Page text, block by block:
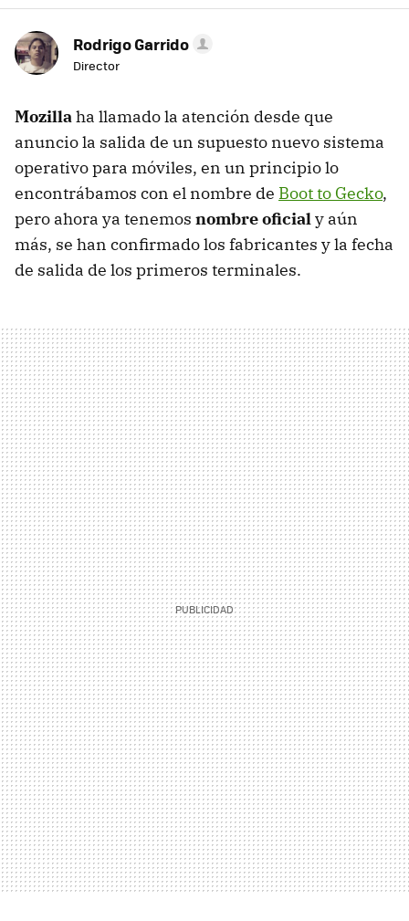
Rodrigo Garrido
Director
Mozillaha llamado la atención desde que
anuncio la salida de un supuesto nuevo sistema
operativo para móviles, en un principio lo
encontrábamos con el nombre de Boot to Gecko,
pero ahora ya tenemos nombre oficialy aún
más, se han confirmado los fabricantes y la fecha
de salida de los primeros terminales.